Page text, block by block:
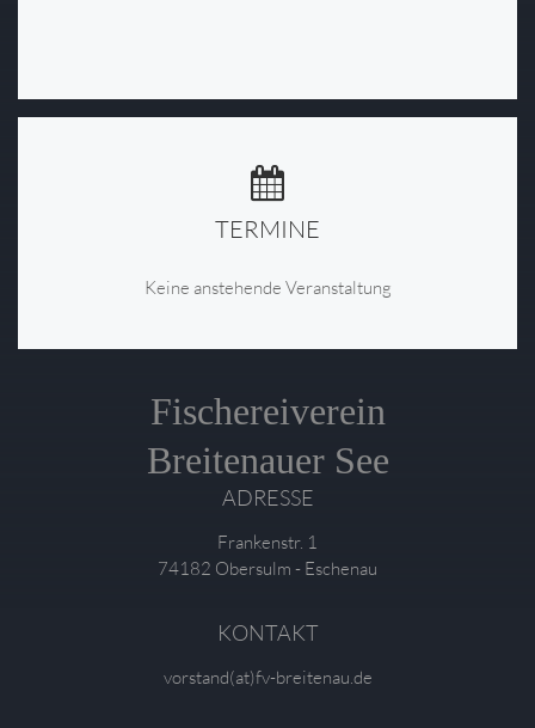
TERMINE
Keine anstehende Veranstaltung
Fischereiverein
Breitenauer See
ADRESSE
Frankenstr. 1
74182 Obersulm - Eschenau
KONTAKT
vorstand(at)fv-breitenau.de